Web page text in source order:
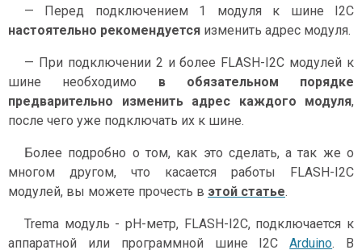
— Перед подключением 1 модуля к шине I2C
настоятельно рекомендуется изменить адрес модуля.
— При подключении 2 и более FLASH-I2C модулей к
шине необходимо в обязательном порядке
предварительно изменить адрес каждого модуля,
после чего уже подключать их к шине.
Более подробно о том, как это сделать, а так же о
многом другом, что касается работы FLASH-I2C
модулей, вы можете прочесть в этой статье.
Trema модуль - pH-метр, FLASH-I2C, подключается к
аппаратной или программной шине I2CArduino. В